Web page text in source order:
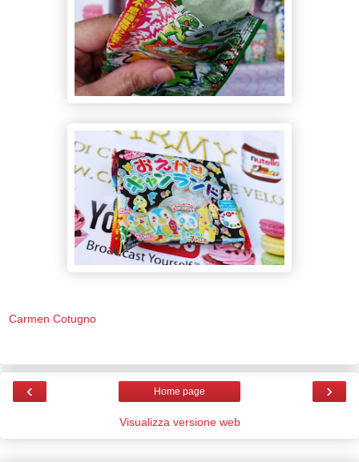
Carmen Cotugno
‹ ›
Home page
Visualizza versione web